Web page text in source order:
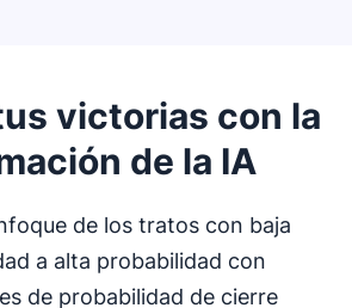
victorias con la
de la IA
de los tratos con baja
a alta probabilidad con
de probabilidad de cierre